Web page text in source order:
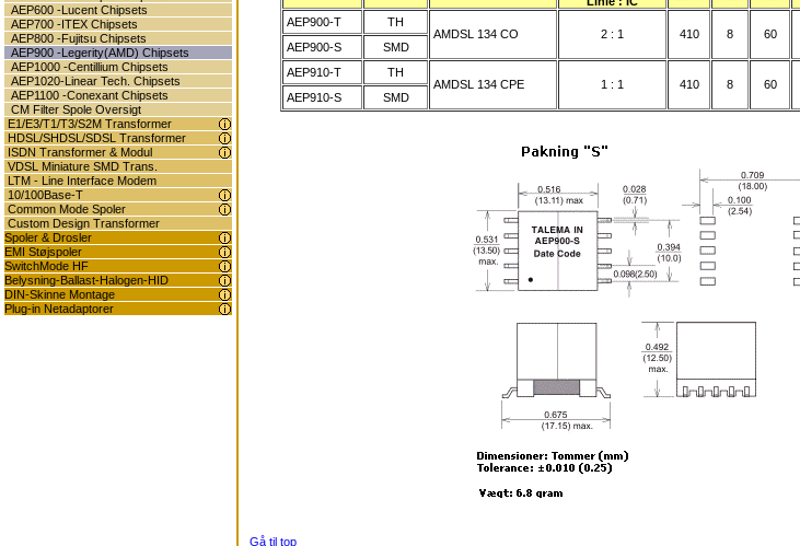
AEP600 -Lucent Chipsets
AEP700 -ITEX Chipsets
AEP800 -Fujitsu Chipsets
AEP900 -Legerity(AMD) Chipsets
AEP1000 -Centillium Chipsets
AEP1020-Linear Tech. Chipsets
AEP1100 -Conexant Chipsets
CM Filter Spole Oversigt
E1/E3/T1/T3/S2M Transformer
HDSL/SHDSL/SDSL Transformer
ISDN Transformer & Modul
VDSL Miniature SMD Trans.
LTM - Line Interface Modem
10/100Base-T
Common Mode Spoler
Custom Design Transformer
Spoler & Drosler
EMI Støjspoler
SwitchMode HF
Belysning-Ballast-Halogen-HID
DIN-Skinne Montage
Plug-in Netadaptorer
AEP900-T
TH
AMDSL 134 CO
2 : 1 410 8 60
AEP900-S
SMD
AEP910-T
TH
AMDSL 134 CPE
1 : 1 410 8 60
AEP910-S
SMD
Gå til top